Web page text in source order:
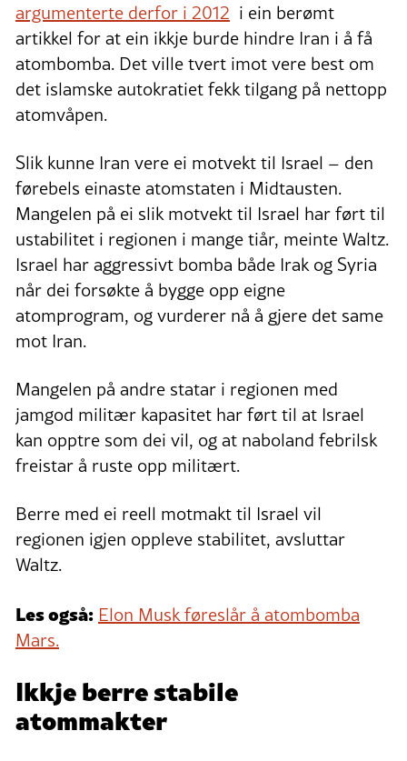
argumenterte derfor i 2012 i ein berømt
artikkel for at ein ikkje burde hindre Iran i å få
atombomba. Det ville tvert imot vere best om
det islamske autokratiet fekk tilgang på nettopp
atomvåpen.
Slik kunne Iran vere ei motvekt til Israel – den
førebels einaste atomstaten i Midtausten.
Mangelen på ei slik motvekt til Israel har ført til
ustabilitet i regionen i mange tiår, meinte Waltz.
Israel har aggressivt bomba både Irak og Syria
når dei forsøkte å bygge opp eigne
atomprogram, og vurderer nå å gjere det same
mot Iran.
Mangelen på andre statar i regionen med
jamgod militær kapasitet har ført til at Israel
kan opptre som dei vil, og at naboland febrilsk
freistar å ruste opp militært.
Berre med ei reell motmakt til Israel vil
regionen igjen oppleve stabilitet, avsluttar
Waltz.
Les også: Elon Musk føreslår å atombomba
Mars.
Ikkje berre stabile
atommakter